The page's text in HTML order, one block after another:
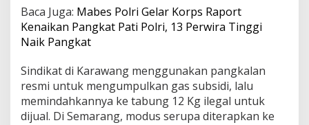
G
a
b
s
i
Baca Juga: Mabes Polri Gelar Korps Raport
Kenaikan Pangkat Pati Polri, 13 Perwira Tinggi
Naik Pangkat
Sindikat di Karawang menggunakan pangkalan
resmi untuk mengumpulkan gas subsidi, lalu
memindahkannya ke tabung 12 Kg ilegal untuk
dijual. Di Semarang, modus serupa diterapkan ke